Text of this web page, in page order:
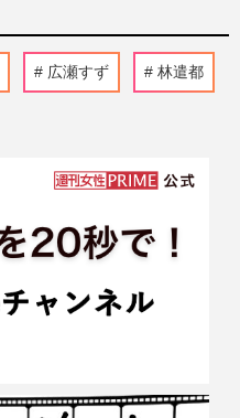
広瀬すず 林遣都